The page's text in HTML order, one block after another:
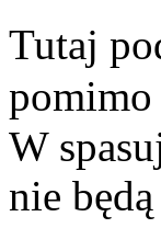
Tutaj
W
nie